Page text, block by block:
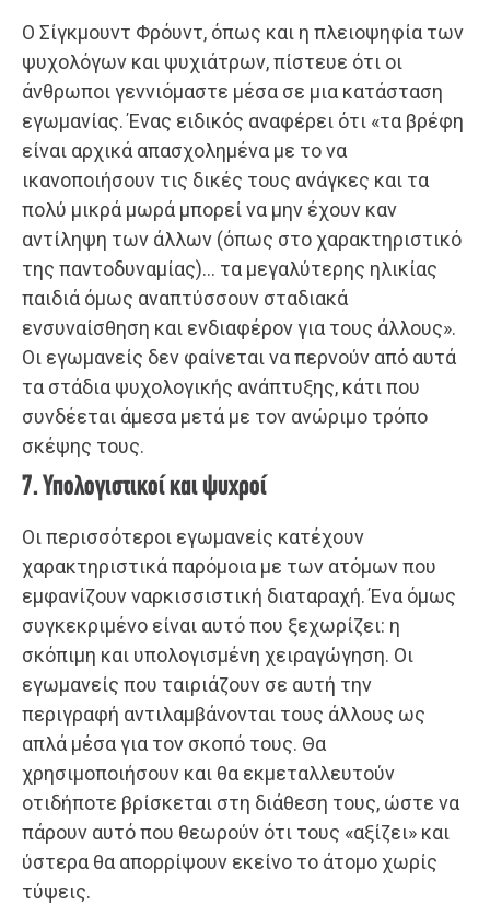
Ο Σίγκμουντ Φρόυντ, όπως και η πλειοψηφία των
ψυχολόγων και ψυχιάτρων, πίστευε ότι οι
άνθρωποι γεννιόμαστε μέσα σε μια κατάσταση
εγωμανίας. Ένας ειδικός αναφέρει ότι «τα βρέφη
είναι αρχικά απασχολημένα με το να
ικανοποιήσουν τις δικές τους ανάγκες και τα
πολύ μικρά μωρά μπορεί να μην έχουν καν
αντίληψη των άλλων (όπως στο χαρακτηριστικό
της παντοδυναμίας)… τα μεγαλύτερης ηλικίας
παιδιά όμως αναπτύσσουν σταδιακά
ενσυναίσθηση και ενδιαφέρον για τους άλλους».
Οι εγωμανείς δεν φαίνεται να περνούν από αυτά
τα στάδια ψυχολογικής ανάπτυξης, κάτι που
συνδέεται άμεσα μετά με τον ανώριμο τρόπο
σκέψης τους.
7. Υπολογιστικοί και ψυχροί
Οι περισσότεροι εγωμανείς κατέχουν
χαρακτηριστικά παρόμοια με των ατόμων που
εμφανίζουν ναρκισσιστική διαταραχή. Ένα όμως
συγκεκριμένο είναι αυτό που ξεχωρίζει: η
σκόπιμη και υπολογισμένη χειραγώγηση. Οι
εγωμανείς που ταιριάζουν σε αυτή την
περιγραφή αντιλαμβάνονται τους άλλους ως
απλά μέσα για τον σκοπό τους. Θα
χρησιμοποιήσουν και θα εκμεταλλευτούν
οτιδήποτε βρίσκεται στη διάθεση τους, ώστε να
πάρουν αυτό που θεωρούν ότι τους «αξίζει» και
ύστερα θα απορρίψουν εκείνο το άτομο χωρίς
τύψεις.